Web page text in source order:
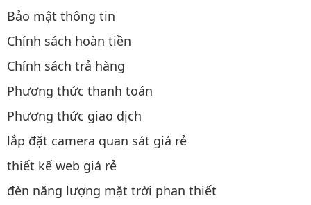
Bảo mật thông tin
Chính sách hoàn tiền
Chính sách trả hàng
Phương thức thanh toán
Phương thức giao dịch
lắp đặt camera quan sát giá rẻ
thiết kế web giá rẻ
đèn năng lượng mặt trời phan thiết